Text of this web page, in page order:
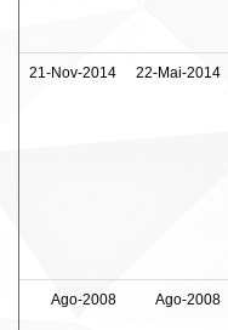
21-Nov-2014 22-Mai-2014
Ago-2008 Ago-2008